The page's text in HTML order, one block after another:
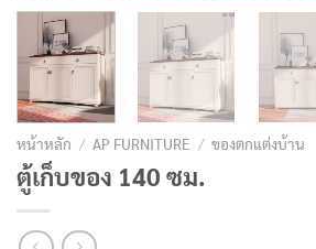
หน้าหลัก / AP FURNITURE / ของตกแต่งบ้าน
ตู้เก็บของ 140 ซม.